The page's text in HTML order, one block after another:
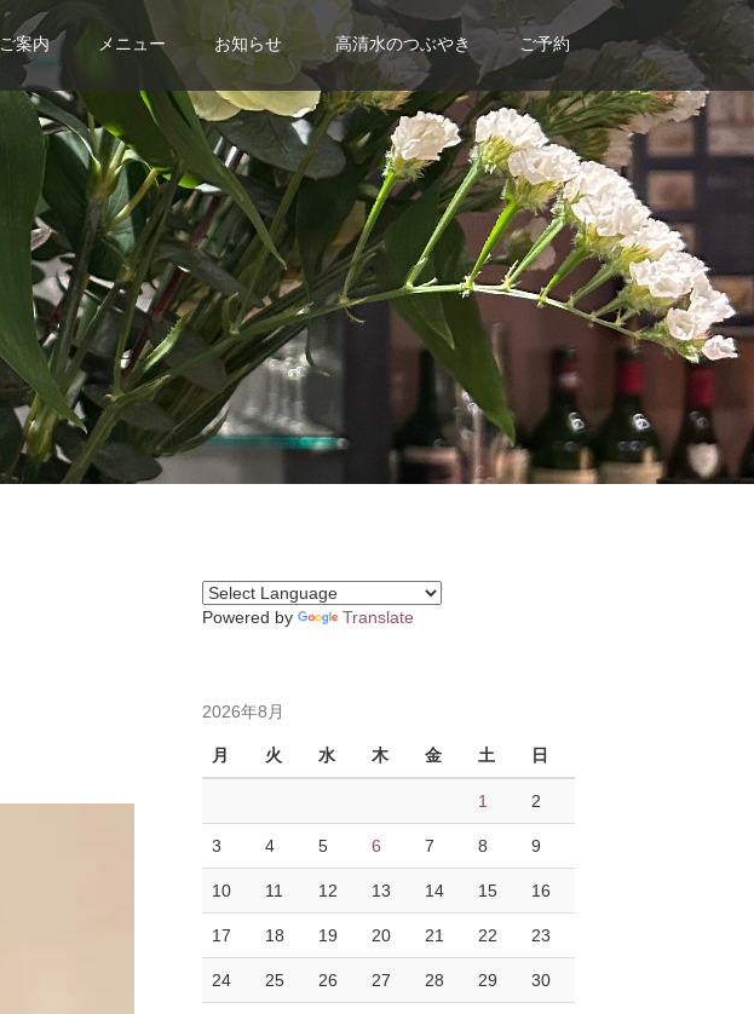
ご案内 メニュー お知らせ 高清水のつぶやき ご予約
Powered by Translate
2026年8月
月 火 水 木 金 土 日
1 2
3 4 5 6 7 8 9
10 11 12 13 14 15 16
17 18 19 20 21 22 23
24 25 26 27 28 29 30